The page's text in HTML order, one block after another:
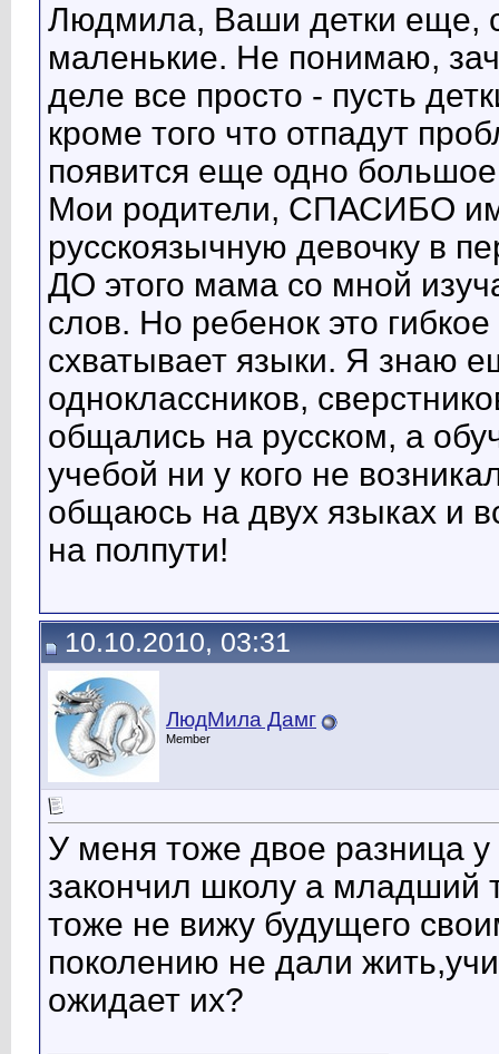
Людмила, Ваши детки еще,
маленькие. Не понимаю,
деле все просто - пусть
кроме того что отпадут
появится еще одно
Мои родители, СПАСИБО им
русскоязычную девочку в
ДО этого мама со мной
слов. Но ребенок это
схватывает языки. Я знаю
одноклассников,
общались на русском, а
учебой ни у кого не
общаюсь на двух языках и
на полпути!
10.10.2010, 03:31
ЛюдМила Дамг
Member
У меня тоже двое разница
закончил школу а младший
тоже не вижу будущего
поколению не дали
ожидает их?